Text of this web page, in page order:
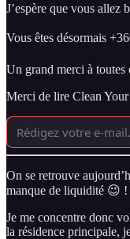
J’espère que vous allez
Vous êtes désormais
Un grand merci à toutes
Merci de lire Clean
On se retrouve
manque de liquidité 😉 !
Je me concentre donc
la résidence principale,